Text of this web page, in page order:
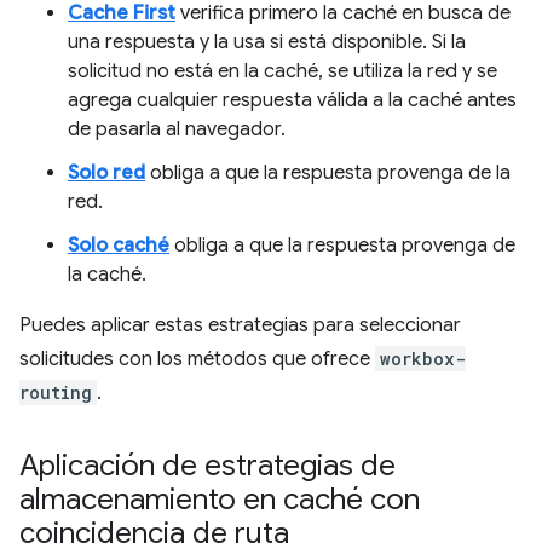
Cache First verifica primero la caché en busca de
una respuesta y la usa si está disponible. Si la
solicitud no está en la caché, se utiliza la red y se
agrega cualquier respuesta válida a la caché antes
de pasarla al navegador.
Solo red obliga a que la respuesta provenga de la
red.
Solo caché obliga a que la respuesta provenga de
la caché.
Puedes aplicar estas estrategias para seleccionar
solicitudes con los métodos que ofrece workbox-
routing .
Aplicación de estrategias de
almacenamiento en caché con
coincidencia de ruta